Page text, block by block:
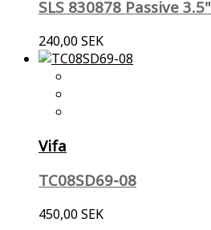
SLS 830878 Passive 3.5"
240,00 SEK
Vifa
TC08SD69-08
450,00 SEK